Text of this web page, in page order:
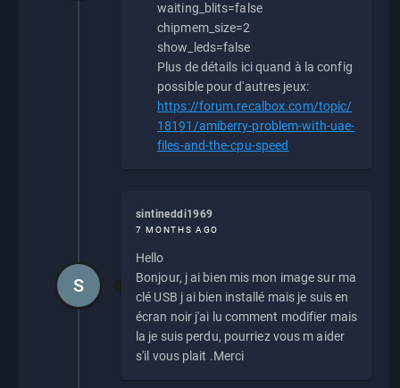
waiting_blits=false
chipmem_size=2
show_leds=false
Plus de détails ici quand à la config
possible pour d'autres jeux:
https://forum.recalbox.com/topic/
18191/amiberry-problem-with-uae-
files-and-the-cpu-speed
sintineddi1969
7 MONTHS AGO
Hello
Bonjour, j ai bien mis mon image sur ma
clé USB j ai bien installé mais je suis en
écran noir j'ai lu comment modifier mais
la je suis perdu, pourriez vous m aider
s'il vous plait .Merci
S